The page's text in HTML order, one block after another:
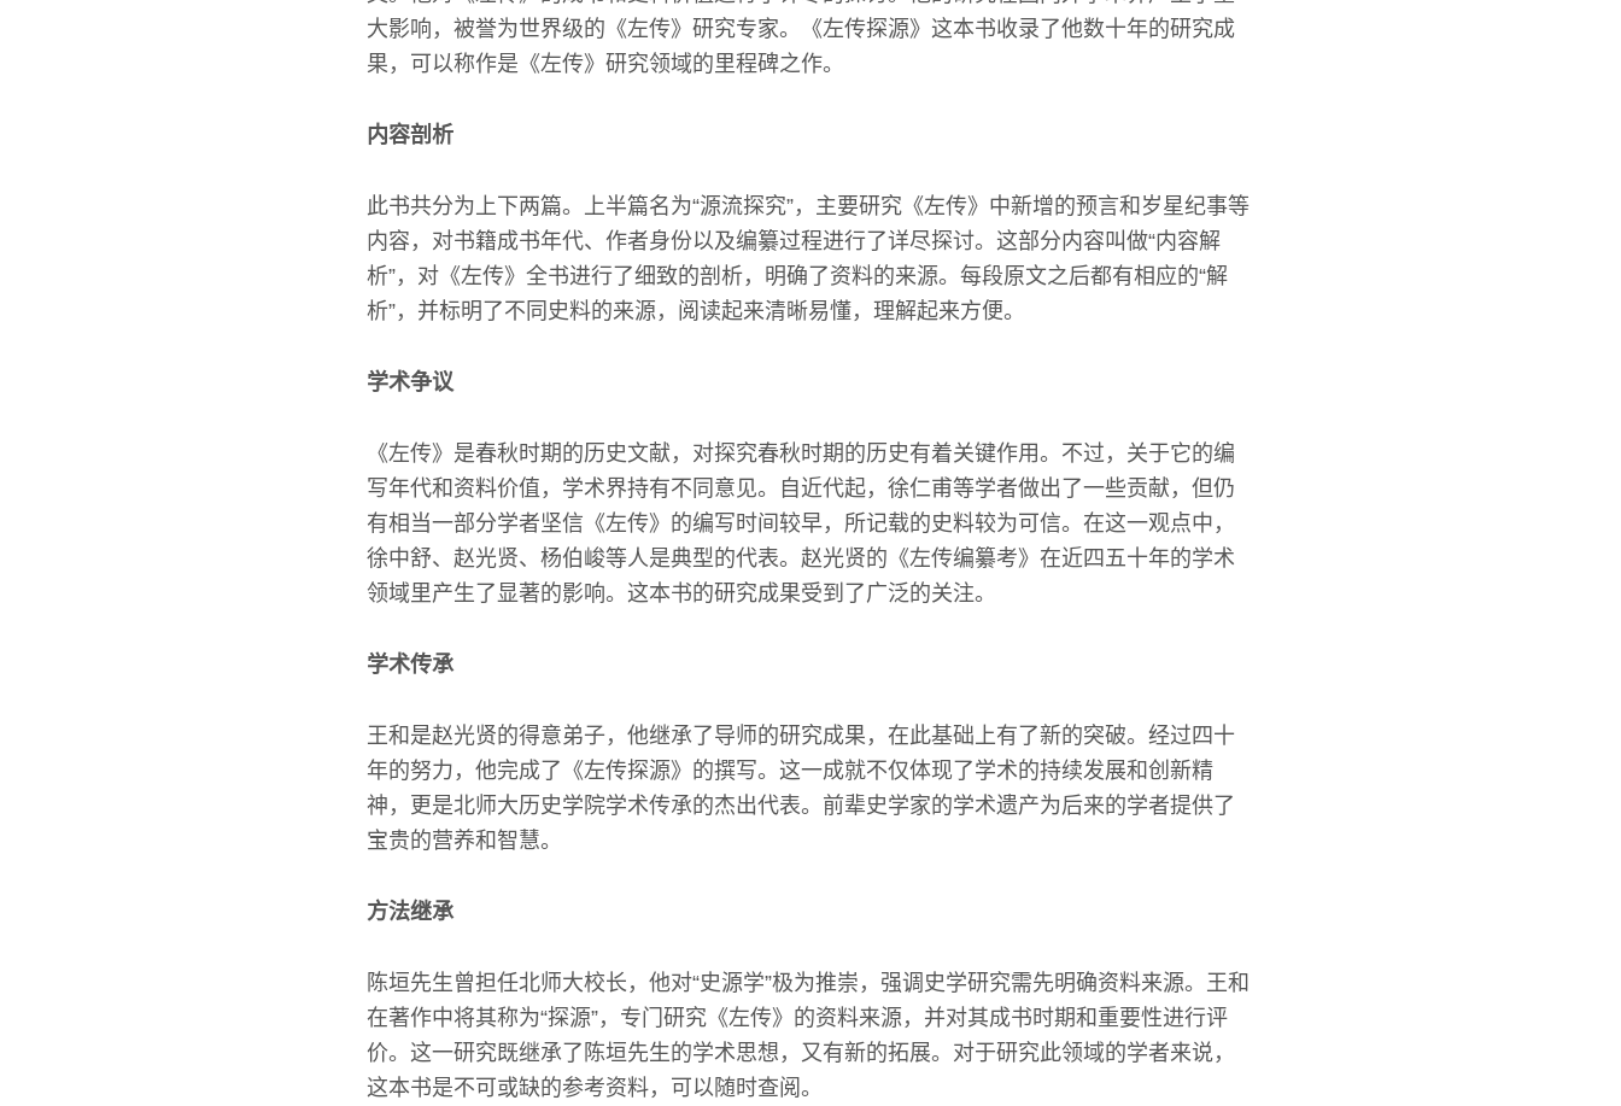
大影响，被誉为世界级的《左传》研究专家。《左传探源》这本书收录了他数十年的研究成
果，可以称作是《左传》研究领域的里程碑之作。
内容剖析
此书共分为上下两篇。上半篇名为“源流探究”，主要研究《左传》中新增的预言和岁星纪事等
内容，对书籍成书年代、作者身份以及编纂过程进行了详尽探讨。这部分内容叫做“内容解
析”，对《左传》全书进行了细致的剖析，明确了资料的来源。每段原文之后都有相应的“解
析”，并标明了不同史料的来源，阅读起来清晰易懂，理解起来方便。
学术争议
《左传》是春秋时期的历史文献，对探究春秋时期的历史有着关键作用。不过，关于它的编
写年代和资料价值，学术界持有不同意见。自近代起，徐仁甫等学者做出了一些贡献，但仍
有相当一部分学者坚信《左传》的编写时间较早，所记载的史料较为可信。在这一观点中，
徐中舒、赵光贤、杨伯峻等人是典型的代表。赵光贤的《左传编纂考》在近四五十年的学术
领域里产生了显著的影响。这本书的研究成果受到了广泛的关注。
学术传承
王和是赵光贤的得意弟子，他继承了导师的研究成果，在此基础上有了新的突破。经过四十
年的努力，他完成了《左传探源》的撰写。这一成就不仅体现了学术的持续发展和创新精
神，更是北师大历史学院学术传承的杰出代表。前辈史学家的学术遗产为后来的学者提供了
宝贵的营养和智慧。
方法继承
陈垣先生曾担任北师大校长，他对“史源学”极为推崇，强调史学研究需先明确资料来源。王和
在著作中将其称为“探源”，专门研究《左传》的资料来源，并对其成书时期和重要性进行评
价。这一研究既继承了陈垣先生的学术思想，又有新的拓展。对于研究此领域的学者来说，
这本书是不可或缺的参考资料，可以随时查阅。